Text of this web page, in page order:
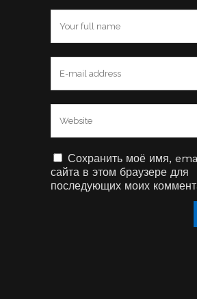
Сохранить моё имя,
сайта в этом браузере для
последующих моих